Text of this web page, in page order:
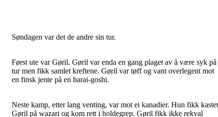
Søndagen var det de andre sin tur.
Først ute var Gøril. Gøril var enda en gang plaget av å være syk på
tur men fikk samlet kreftene. Gøril var tøff og vant overlegent mot
en finsk jente på en harai-goshi.
Neste kamp, etter lang venting, var mot ei kanadier. Hun fikk kastet
Gøril på wazari og kom rett i holdegrep. Gøril fikk ikke rekval